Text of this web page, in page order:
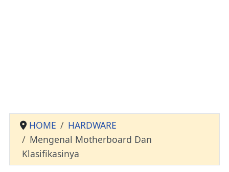
HOME
HARDWARE
Mengenal Motherboard Dan
Klasifikasinya